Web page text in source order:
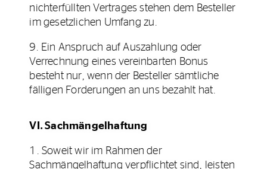
nichterfüllten Vertrages stehen dem Besteller
im gesetzlichen Umfang zu.
9. Ein Anspruch auf Auszahlung oder
Verrechnung eines vereinbarten Bonus
besteht nur, wenn der Besteller sämtliche
fälligen Forderungen an uns bezahlt hat.
VI. Sachmängelhaftung
1. Soweit wir im Rahmen der
Sachmängelhaftung verpflichtet sind, leisten